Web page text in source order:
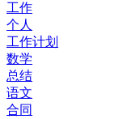
工作
个人
工作计划
数学
总结
语文
合同